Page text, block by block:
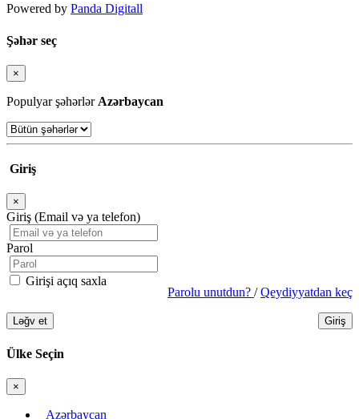
Powered by Panda Digitall
Şəhər seç
×
Bağla
Populyar şəhərlər Azərbaycan
Giriş
×
Bağla
Giriş (Email və ya telefon)
Parol
Girişi açıq saxla
Parolu unutdun? /Qeydiyyatdan keç
Ləğv et Giriş
Ülke Seçin
×
Bağla
Azərbaycan